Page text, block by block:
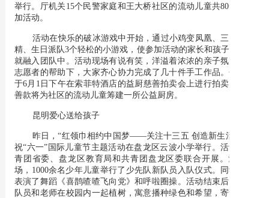
举行。厅机关15个民警家庭和王大桥社区的流动儿童共80余人参
加活动。
活动在快乐的破冰游戏中开始，通过小鸡变凤凰、三打白骨
精、生日派队3个轻松的小游戏，使参加活动的家长和孩子们很快
就融入团队中。活动现场有说有笑，洋溢着浓浓的亲子氛围。在
志愿者的帮助下，大家齐心协力完成了几十件手工作品。作品将
于6月1日下午在索菲特酒店的益厨慈善拍卖会上进行拍卖，所筹
善款将为社区的流动儿童筹建一所公益厨房。
昆明爱心送给孩子
昨日，“红领巾相约中国梦——关注十三五 创造新生活”暨庆
祝“六一”国际儿童节主题活动在盘龙区云波小学举行。活动由共
青团省委、盘龙区教育局和共青团盘龙区委联合开展。活动现
场，1000余名少年儿童举行了少先队新队员入队仪式。同学们还
表演了舞蹈《喜鹊喳喳飞向党》和呼啦圈操。活动结束后，少先
队员和老师在校园内一起植树，寓意播种绿色和希望，寄语少先